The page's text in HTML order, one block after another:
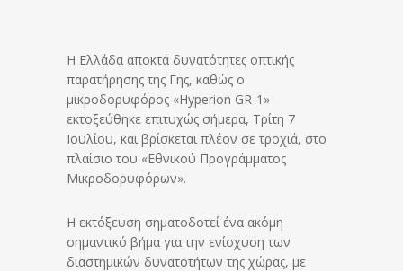
Η Ελλάδα αποκτά δυνατότητες οπτικής
παρατήρησης της Γης, καθώς ο
μικροδορυφόρος «Hyperion GR-1»
εκτοξεύθηκε επιτυχώς σήμερα, Τρίτη 7
Ιουλίου, και βρίσκεται πλέον σε τροχιά, στο
πλαίσιο του «Εθνικού Προγράμματος
Μικροδορυφόρων».
Η εκτόξευση σηματοδοτεί ένα ακόμη
σημαντικό βήμα για την ενίσχυση των
διαστημικών δυνατοτήτων της χώρας, με